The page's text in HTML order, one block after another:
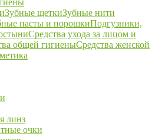
Зубные щеткиЗубные нити
пасты и порошкиПодгузники,
Средства ухода за лицом и
общей гигиеныСредства женской
линз
очки